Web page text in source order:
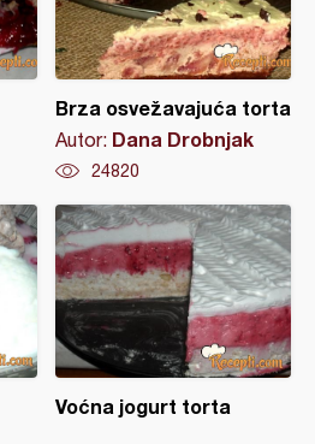
Brza osvežavajuća torta
Autor: Dana Drobnjak
24820
Voćna jogurt torta